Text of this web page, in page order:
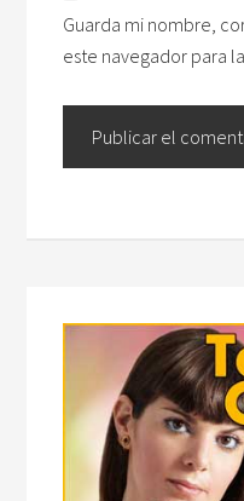
Guarda mi nombre,
este navegador para